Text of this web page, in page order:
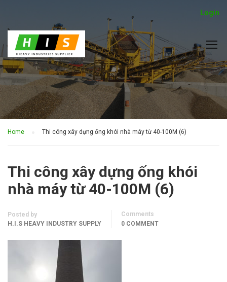
Login
Home Thi công xây dựng ống khói nhà máy từ 40-100M (6)
Thi công xây dựng ống khói
nhà máy từ 40-100M (6)
Posted by
H.I.S HEAVY INDUSTRY SUPPLY
Comments
0 COMMENT